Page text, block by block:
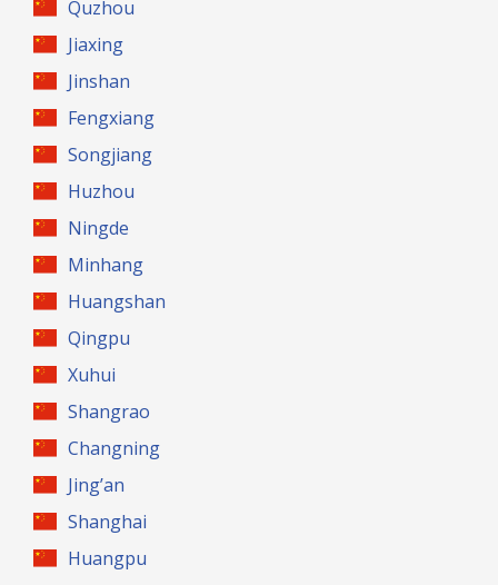
Quzhou
Jiaxing
Jinshan
Fengxiang
Songjiang
Huzhou
Ningde
Minhang
Huangshan
Qingpu
Xuhui
Shangrao
Changning
Jing’an
Shanghai
Huangpu